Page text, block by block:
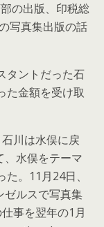
の出版、印税総
写真集出版の話
タントだった石
た金額を受け取
川は水俣に戻
、水俣をテーマ
。11月24日、
ゼルスで写真集
事を翌年の1月